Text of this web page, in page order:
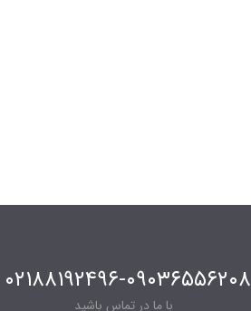
۰۲۱۸۸۱۹۲۴۹۶-۰۹۰۳۶۵۵۶۲۰۸
با ما در تماس باشید